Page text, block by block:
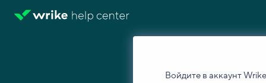
Войдите в аккаунт